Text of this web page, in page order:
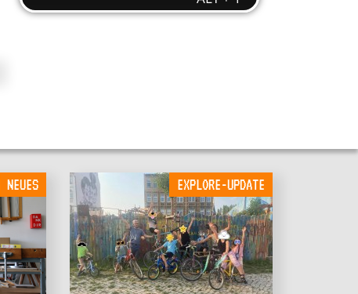
NEUES EXPLORE-UPDATE